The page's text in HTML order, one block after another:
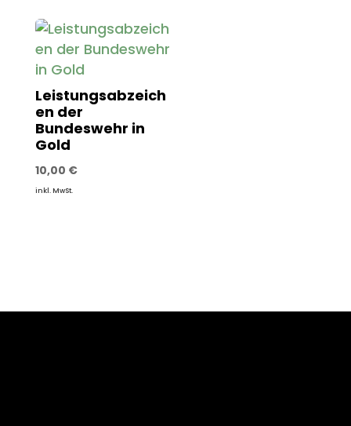
Leistungsabzeich
en der
Bundeswehr in
Gold
10,00 €
inkl. MwSt.